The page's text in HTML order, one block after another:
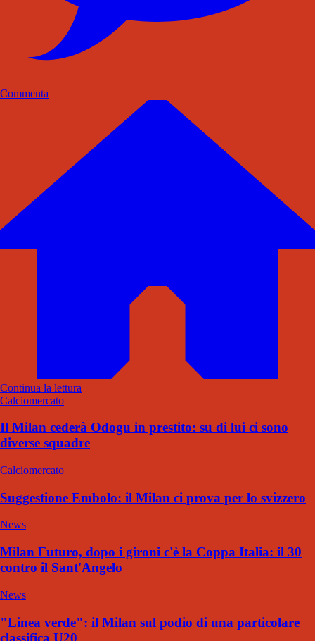
Commenta
Continua la lettura
Calciomercato
Il Milan cederà Odogu in prestito: su di lui ci sono
diverse squadre
Calciomercato
Suggestione Embolo: il Milan ci prova per lo svizzero
News
Milan Futuro, dopo i gironi c'è la Coppa Italia: il 30
contro il Sant'Angelo
News
"Linea verde": il Milan sul podio di una particolare
classifica U20